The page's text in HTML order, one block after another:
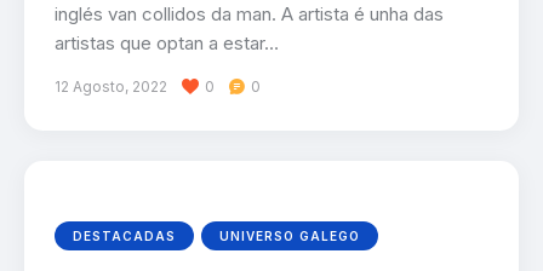
inglés van collidos da man. A artista é unha das
artistas que optan a estar…
12 Agosto, 2022 0 0
DESTACADAS UNIVERSO GALEGO